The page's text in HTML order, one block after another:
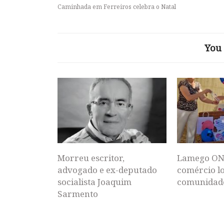
Caminhada em Ferreiros celebra o Natal
Morreu escritor,
advogado e ex-deputado
socialista Joaquim
Sarmento
Lamego
comércio